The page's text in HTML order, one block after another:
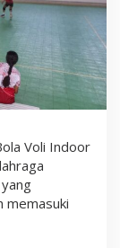
Voli Indoor
memasuki